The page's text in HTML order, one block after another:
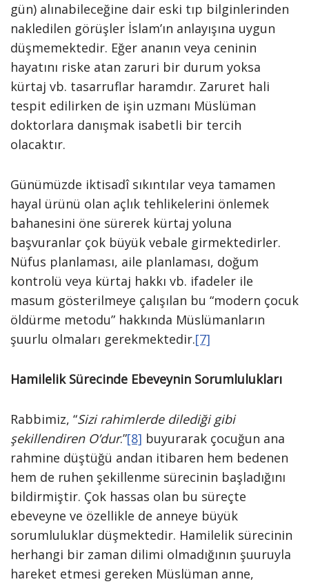
gün) alınabileceğine dair eski tıp bilginlerinden
nakledilen görüşler İslam’ın anlayışına uygun
düşmemektedir. Eğer ananın veya ceninin
hayatını riske atan zaruri bir durum yoksa
kürtaj vb. tasarruflar haramdır. Zaruret hali
tespit edilirken de işin uzmanı Müslüman
doktorlara danışmak isabetli bir tercih
olacaktır.
Günümüzde iktisadî sıkıntılar veya tamamen
hayal ürünü olan açlık tehlikelerini önlemek
bahanesini öne sürerek kürtaj yoluna
başvuranlar çok büyük vebale girmektedirler.
Nüfus planlaması, aile planlaması, doğum
kontrolü veya kürtaj hakkı vb. ifadeler ile
masum gösterilmeye çalışılan bu “modern çocuk
öldürme metodu” hakkında Müslümanların
şuurlu olmaları gerekmektedir.[7]
Hamilelik Sürecinde Ebeveynin Sorumlulukları
Rabbimiz, “Sizi rahimlerde dilediği gibi
şekillendiren O’dur.”[8] buyurarak çocuğun ana
rahmine düştüğü andan itibaren hem bedenen
hem de ruhen şekillenme sürecinin başladığını
bildirmiştir. Çok hassas olan bu süreçte
ebeveyne ve özellikle de anneye büyük
sorumluluklar düşmektedir. Hamilelik sürecinin
herhangi bir zaman dilimi olmadığının şuuruyla
hareket etmesi gereken Müslüman anne,